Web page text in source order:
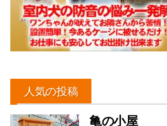
人気の投稿
亀の小屋